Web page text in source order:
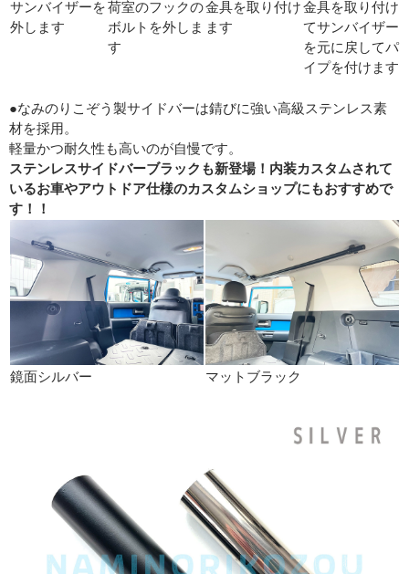
サンバイザーを
外します
荷室のフックの
ボルトを外しま
す
金具を取り付け
ます
金具を取り付け
てサンバイザー
を元に戻してパ
イプを付けます
●なみのりこぞう製サイドバーは錆びに強い高級ステンレス素
材を採用。
軽量かつ耐久性も高いのが自慢です。
ステンレスサイドバーブラックも新登場！内装カスタムされて
いるお車やアウトドア仕様のカスタムショップにもおすすめで
す！！
鏡面シルバー マットブラック